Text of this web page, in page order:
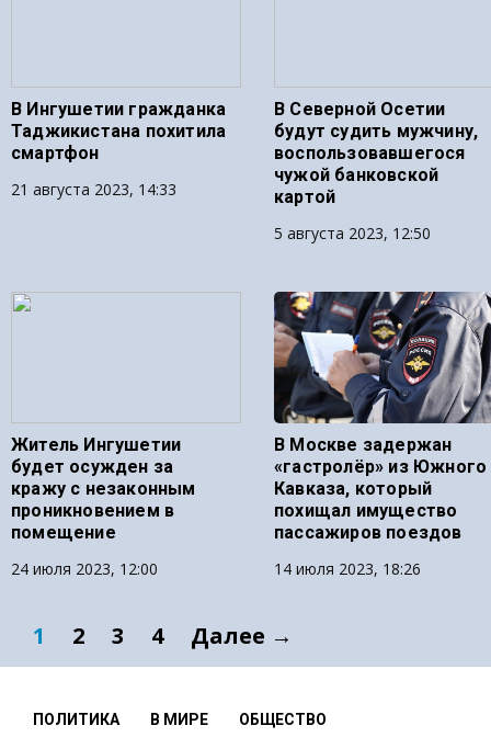
В Ингушетии гражданка
Таджикистана похитила
смартфон
21 августа 2023, 14:33
В Северной Осетии
будут судить мужчину,
воспользовавшегося
чужой банковской
картой
5 августа 2023, 12:50
Житель Ингушетии
будет осужден за
кражу с незаконным
проникновением в
помещение
24 июля 2023, 12:00
В Москве задержан
«гастролёр» из Южного
Кавказа, который
похищал имущество
пассажиров поездов
14 июля 2023, 18:26
1 2 3 4 Далее →
ПОЛИТИКА В МИРЕ ОБЩЕСТВО